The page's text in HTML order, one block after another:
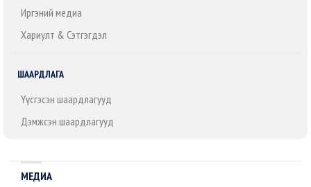
Иргэний медиа
Хариулт & Сэтгэгдэл
ШААРДЛАГА
Үүсгэсэн шаардлагууд
Дэмжсэн шаардлагууд
МЕДИА